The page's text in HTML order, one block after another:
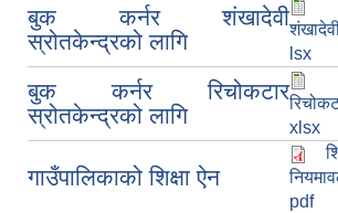
बुक कर्नर शंखादेवी
स्रोतकेन्द्रको लागि
lsx
बुक कर्नर रिचोकटार
स्रोतकेन्द्रको लागि
xlsx
गाउँपालिकाको शिक्षा ऐन
pdf